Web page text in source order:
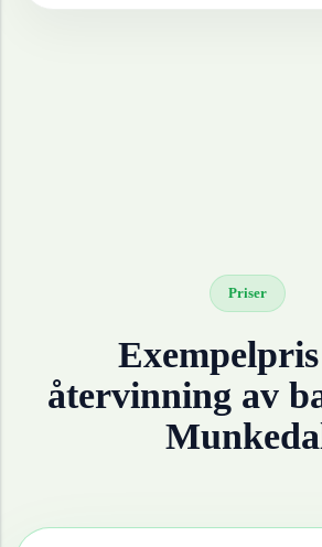
Priser
återvinning av